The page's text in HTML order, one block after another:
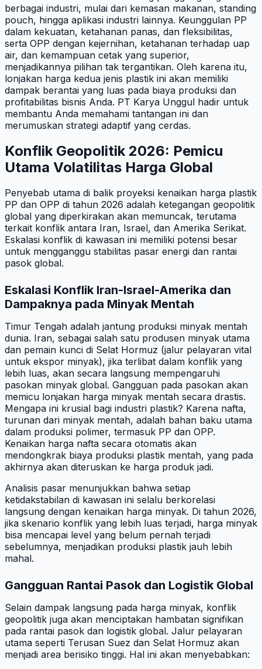
berbagai industri, mulai dari kemasan makanan, standing
pouch, hingga aplikasi industri lainnya. Keunggulan PP
dalam kekuatan, ketahanan panas, dan fleksibilitas,
serta OPP dengan kejernihan, ketahanan terhadap uap
air, dan kemampuan cetak yang superior,
menjadikannya pilihan tak tergantikan. Oleh karena itu,
lonjakan harga kedua jenis plastik ini akan memiliki
dampak berantai yang luas pada biaya produksi dan
profitabilitas bisnis Anda. PT Karya Unggul hadir untuk
membantu Anda memahami tantangan ini dan
merumuskan strategi adaptif yang cerdas.
Konflik Geopolitik 2026: Pemicu
Utama Volatilitas Harga Global
Penyebab utama di balik proyeksi kenaikan harga plastik
PP dan OPP di tahun 2026 adalah ketegangan geopolitik
global yang diperkirakan akan memuncak, terutama
terkait konflik antara Iran, Israel, dan Amerika Serikat.
Eskalasi konflik di kawasan ini memiliki potensi besar
untuk mengganggu stabilitas pasar energi dan rantai
pasok global.
Eskalasi Konflik Iran-Israel-Amerika dan
Dampaknya pada Minyak Mentah
Timur Tengah adalah jantung produksi minyak mentah
dunia. Iran, sebagai salah satu produsen minyak utama
dan pemain kunci di Selat Hormuz (jalur pelayaran vital
untuk ekspor minyak), jika terlibat dalam konflik yang
lebih luas, akan secara langsung mempengaruhi
pasokan minyak global. Gangguan pada pasokan akan
memicu lonjakan harga minyak mentah secara drastis.
Mengapa ini krusial bagi industri plastik? Karena nafta,
turunan dari minyak mentah, adalah bahan baku utama
dalam produksi polimer, termasuk PP dan OPP.
Kenaikan harga nafta secara otomatis akan
mendongkrak biaya produksi plastik mentah, yang pada
akhirnya akan diteruskan ke harga produk jadi.
Analisis pasar menunjukkan bahwa setiap
ketidakstabilan di kawasan ini selalu berkorelasi
langsung dengan kenaikan harga minyak. Di tahun 2026,
jika skenario konflik yang lebih luas terjadi, harga minyak
bisa mencapai level yang belum pernah terjadi
sebelumnya, menjadikan produksi plastik jauh lebih
mahal.
Gangguan Rantai Pasok dan Logistik Global
Selain dampak langsung pada harga minyak, konflik
geopolitik juga akan menciptakan hambatan signifikan
pada rantai pasok dan logistik global. Jalur pelayaran
utama seperti Terusan Suez dan Selat Hormuz akan
menjadi area berisiko tinggi. Hal ini akan menyebabkan: